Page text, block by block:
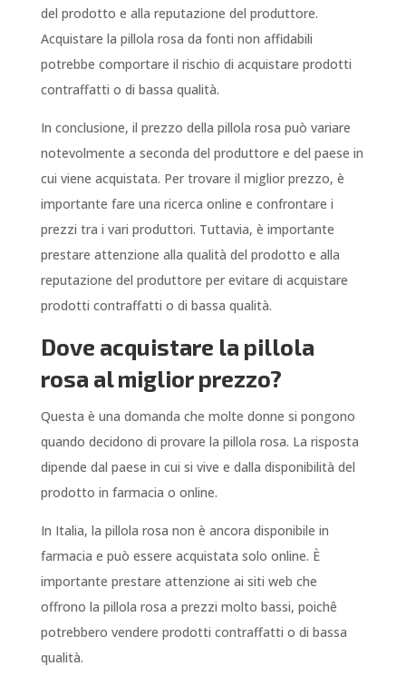
del prodotto e alla reputazione del produttore.
Acquistare la pillola rosa da fonti non affidabili
potrebbe comportare il rischio di acquistare prodotti
contraffatti o di bassa qualità.
In conclusione, il prezzo della pillola rosa può variare
notevolmente a seconda del produttore e del paese in
cui viene acquistata. Per trovare il miglior prezzo, è
importante fare una ricerca online e confrontare i
prezzi tra i vari produttori. Tuttavia, è importante
prestare attenzione alla qualità del prodotto e alla
reputazione del produttore per evitare di acquistare
prodotti contraffatti o di bassa qualità.
Dove acquistare la pillola
rosa al miglior prezzo?
Questa è una domanda che molte donne si pongono
quando decidono di provare la pillola rosa. La risposta
dipende dal paese in cui si vive e dalla disponibilità del
prodotto in farmacia o online.
In Italia, la pillola rosa non è ancora disponibile in
farmacia e può essere acquistata solo online. È
importante prestare attenzione ai siti web che
offrono la pillola rosa a prezzi molto bassi, poichê
potrebbero vendere prodotti contraffatti o di bassa
qualità.